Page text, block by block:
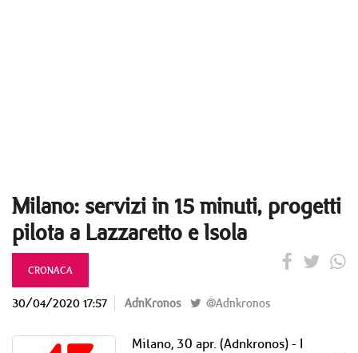
Milano: servizi in 15 minuti, progetti
pilota a Lazzaretto e Isola
CRONACA
30/04/2020 17:57 AdnKronos @Adnkronos
Milano, 30 apr. (Adnkronos) - I